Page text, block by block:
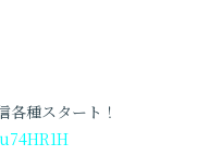
各種スタート！